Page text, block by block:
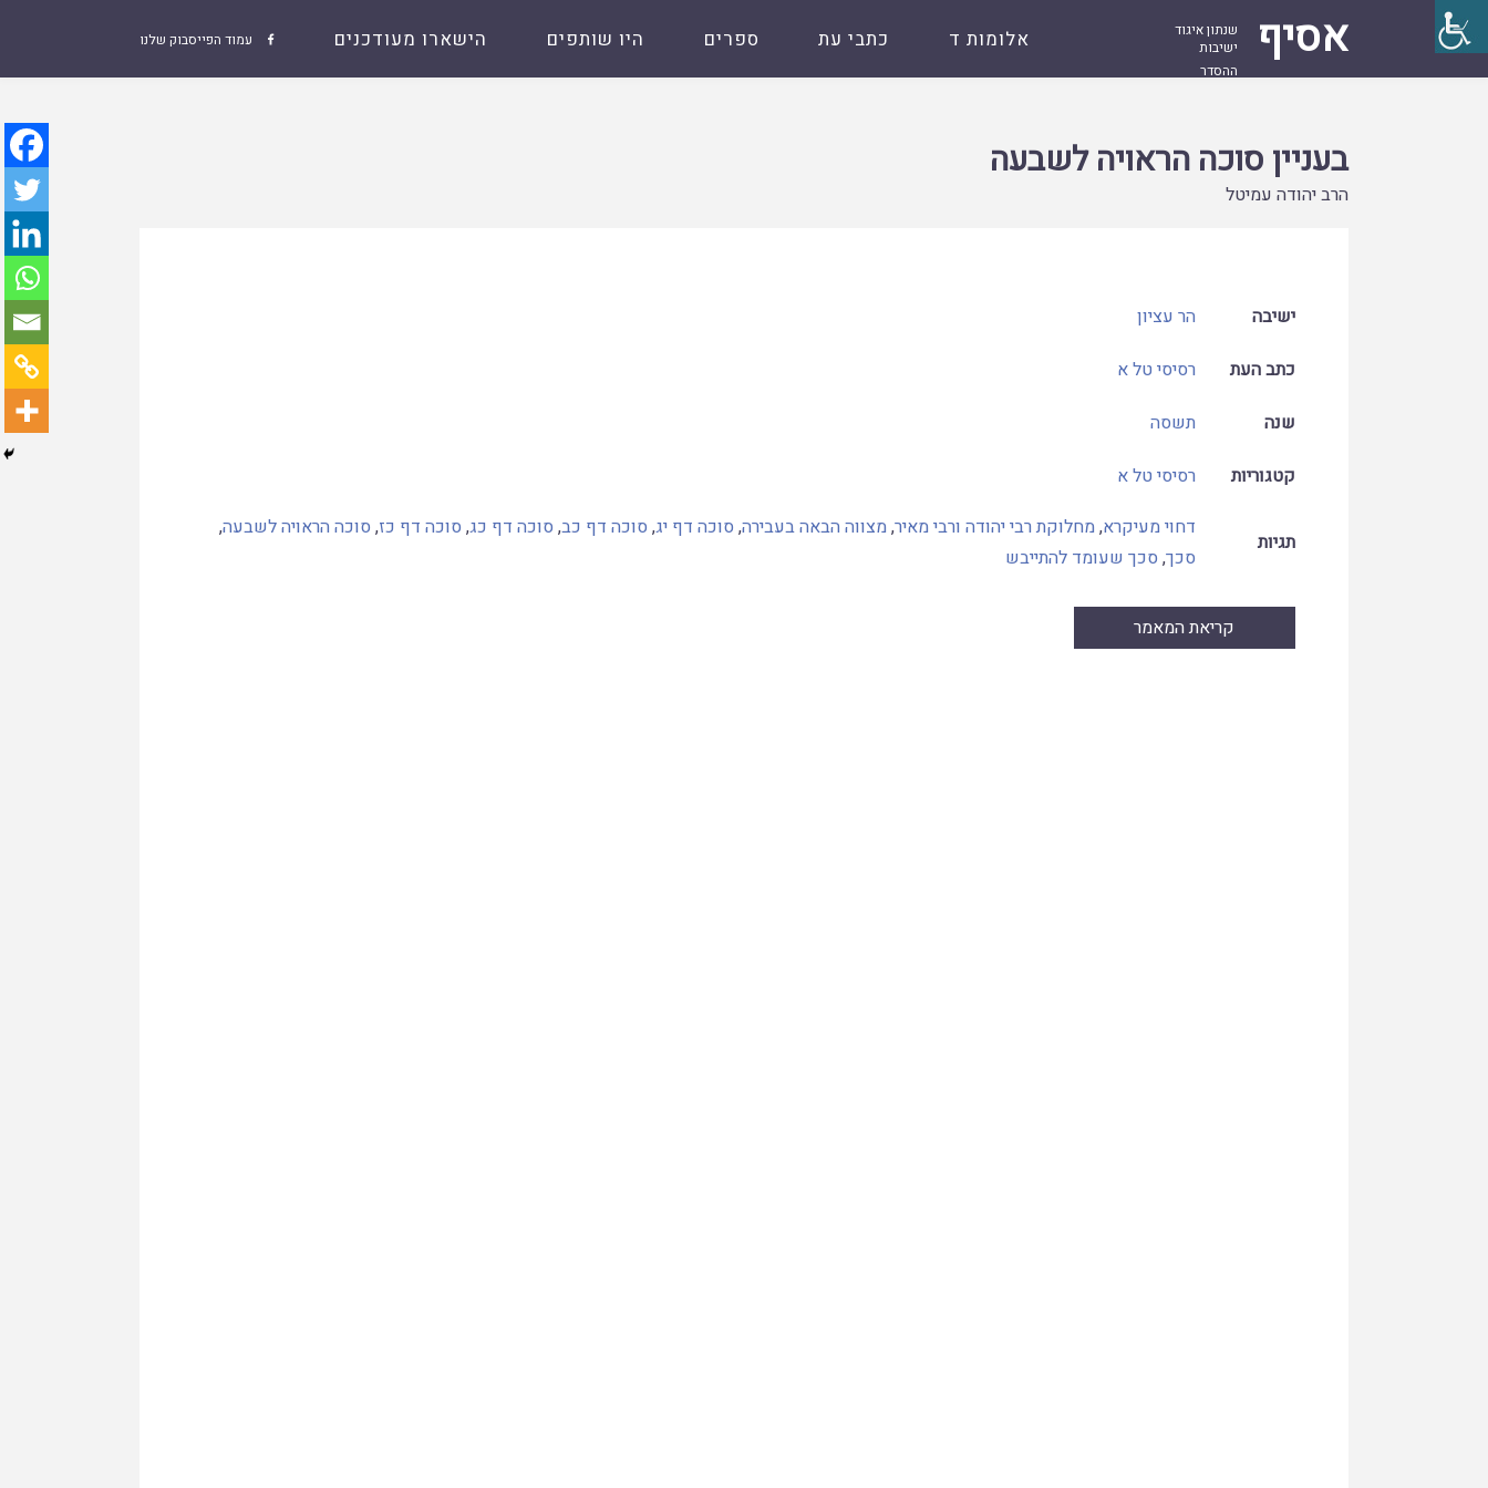
אסיף
שנתון איגוד
ישיבות
ההסדר
 עמוד הפייסבוק שלנו אלומות ד כתבי עת ספרים היו שותפים הישארו מעודכנים
בעניין סוכה הראויה לשבעה
הרב יהודה עמיטל
ישיבה
הר עציון
כתב העת
רסיסי טל א
שנה
תשסה
קטגוריות
רסיסי טל א
תגיות
דחוי מעיקרא,מחלוקת רבי יהודה ורבי מאיר,מצווה הבאה בעבירה, סוכה דף יג, סוכה דף כב, סוכה דף כג, סוכה דף כז, סוכה הראויה לשבעה,
סכך, סכך שעומד להתייבש
קריאת המאמר